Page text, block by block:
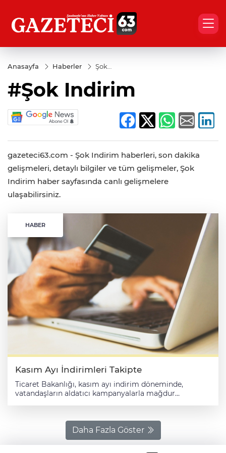
Anasayfa Haberler
Şok
#Şok Indirim
gazeteci63.com - Şok Indirim haberleri, son dakika
gelişmeleri, detaylı bilgiler ve tüm gelişmeler, Şok
Indirim haber sayfasında canlı gelişmelere
ulaşabilirsiniz.
HABER
Kasım Ayı İndirimleri Takipte
Ticaret Bakanlığı, kasım ayı indirim döneminde,
vatandaşların aldatıcı kampanyalarla mağdur
açıklamada, kasım ayında yürütülen tüm indirimli satış,
reklam ve tanıtım faaliyetlerinin Reklam Kurulunca
yakından izlendiği, gerçeğe aykırı fiyat, sahte indirim
veya yanıltıcı görseller tespit edildiğinde, idari
Daha Fazla Göster